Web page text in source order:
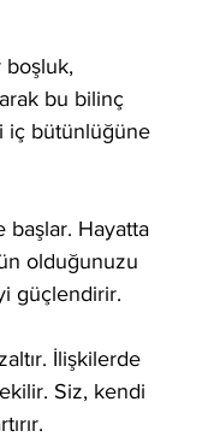
boşluk,
bu bilinç
iç bütünlüğüne
başlar. Hayatta
olduğunuzu
güçlendirir.
İlişkilerde
Siz, kendi